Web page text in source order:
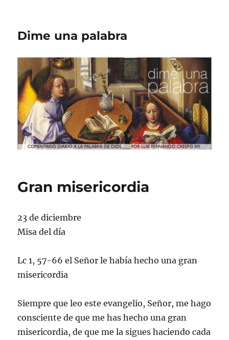
Dime una palabra
Gran misericordia
23 de diciembre
Misa del día
Lc 1, 57-66 el Señor le había hecho una gran
misericordia
Siempre que leo este evangelio, Señor, me hago
consciente de que me has hecho una gran
misericordia, de que me la sigues haciendo cada